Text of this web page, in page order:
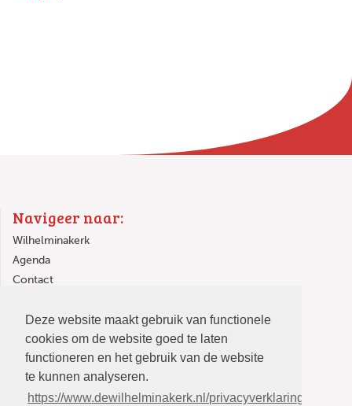
Deze website maakt gebruik van functionele
cookies om de website goed te laten
functioneren en het gebruik van de website
te kunnen analyseren.
https://www.dewilhelminakerk.nl/privacyverklaring
Navigeer naar:
Wilhelminakerk
Agenda
Contact
In de Wilhelminakerk